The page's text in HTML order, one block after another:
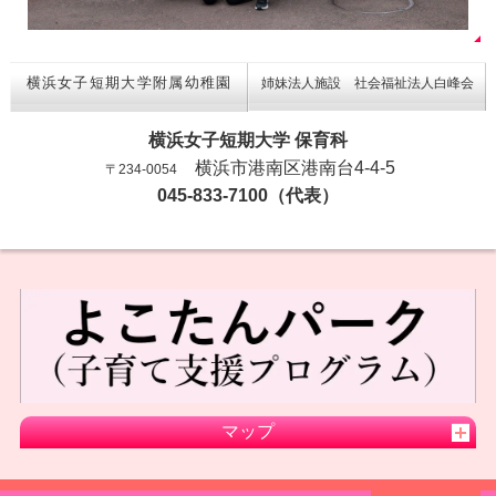
横浜女子短期大学附属幼稚園 姉妹法人施設 社会福祉法人白峰会
横浜女子短期大学 保育科
〒234-0054横浜市港南区港南台4-4-5
045-833-7100（代表）
マップ